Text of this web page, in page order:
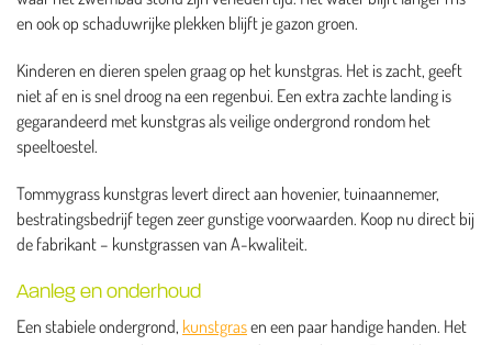
en ook op schaduwrijke plekken blijft je gazon groen.
Kinderen en dieren spelen graag op het kunstgras. Het is zacht, geeft
niet af en is snel droog na een regenbui. Een extra zachte landing is
gegarandeerd met kunstgras als veilige ondergrond rondom het
speeltoestel.
Tommygrass kunstgras levert direct aan hovenier, tuinaannemer,
bestratingsbedrijf tegen zeer gunstige voorwaarden. Koop nu direct bij
de fabrikant – kunstgrassen van A-kwaliteit.
Aanleg en onderhoud
Een stabiele ondergrond, kunstgrasen een paar handige handen. Het